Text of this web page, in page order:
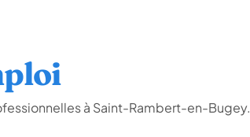
à Saint-Rambert-en-Bugey.